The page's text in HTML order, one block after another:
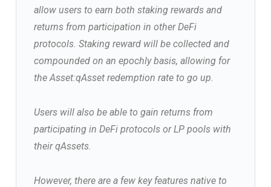
allow users to earn both staking rewards and
returns from participation in other DeFi
protocols. Staking reward will be collected and
compounded on an epochly basis, allowing for
the Asset:qAsset redemption rate to go up.
Users will also be able to gain returns from
participating in DeFi protocols or LP pools with
their qAssets.
However, there are a few key features native to